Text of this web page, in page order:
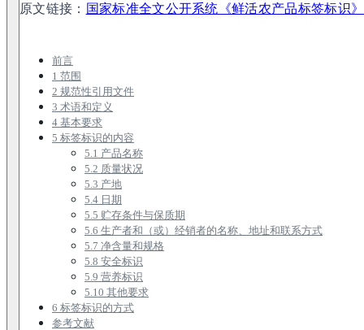
原文链接： 国家标准全文公开系统《鲜活农产品标签标识》
前言
1 范围
2 规范性引用文件
3 术语和定义
4 基本要求
5 标签标识的内容
5.1 产品名称
5.2 质量状况
5.3 产地
5.4 日期
5.5 贮存条件与保质期
5.6 生产者和（或）经销者的名称、地址和联系方式
5.7 净含量和规格
5.8 安全标识
5.9 营养标识
5.10 其他要求
6 标签标识的方式
参考文献